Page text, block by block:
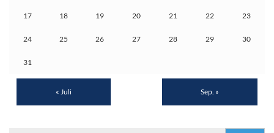
17 18 19 20 21 22 23
24 25 26 27 28 29 30
31
« Juli Sep. »